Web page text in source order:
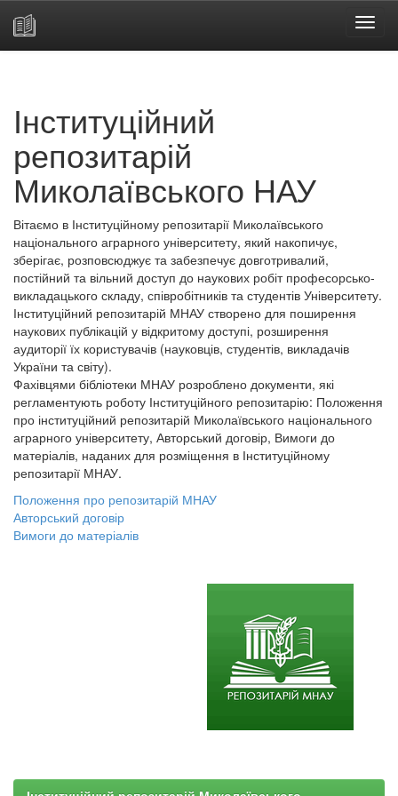
Інституційний
репозитарій
Миколаївського НАУ
Вітаємо в Інституційному репозитарії Миколаївського
національного аграрного університету, який накопичує,
зберігає, розповсюджує та забезпечує довготривалий,
постійний та вільний доступ до наукових робіт професорсько-
викладацького складу, співробітників та студентів Університету.
Інституційний репозитарій МНАУ створено для поширення
наукових публікацій у відкритому доступі, розширення
аудиторії їх користувачів (науковців, студентів, викладачів
України та світу).
Фахівцями бібліотеки МНАУ розроблено документи, які
регламентують роботу Інституційного репозитарію: Положення
про інституційний репозитарій Миколаївського національного
аграрного університету, Авторський договір, Вимоги до
матеріалів, наданих для розміщення в Інституційному
репозитарії МНАУ.
Положення про репозитарій МНАУ
Авторський договір
Вимоги до матеріалів